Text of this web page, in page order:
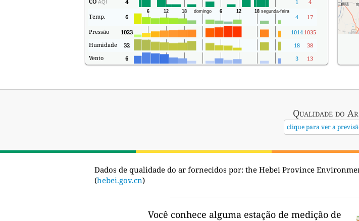
AQI 4 1
4
Temp.
6 4
17
Pressão
1023 1014 1035
Humidade
32 18
38
Vento
6 3 13
Qualidade do Ar
clique para ver a
Dados de qualidade do ar fornecidos por: the Hebei Province
(hebei.gov.cn)
Você conhece alguma estação de medição de